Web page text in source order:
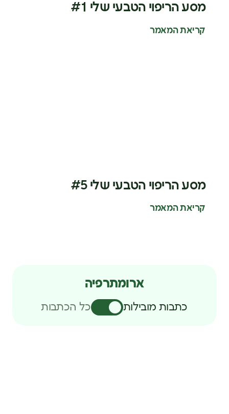
מסע הריפוי הטבעי שלי #1
קריאת המאמר
מסע הריפוי הטבעי שלי #5
קריאת המאמר
ארומתרפיה
כתבות מובילות כל הכתבות